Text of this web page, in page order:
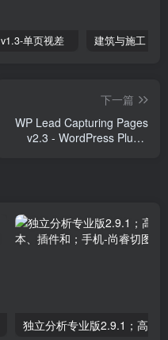
单页视差
下一篇
WP Lead Capturing Pages
v2.3 - WordPress Plugin